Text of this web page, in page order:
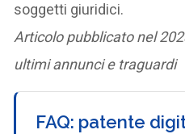
soggetti giuridici.
Articolo pubblicato nel
ultimi annunci e traguardi
FAQ: patente